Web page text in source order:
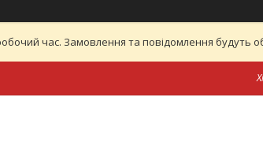
час. Замовлення та повідомлення будуть